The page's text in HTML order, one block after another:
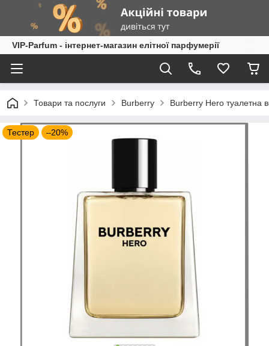
VIP-Parfum - інтернет-магазин елітної парфумерії
Товари та послуги Burberry Burberry Hero туалетна
Тестер –20%